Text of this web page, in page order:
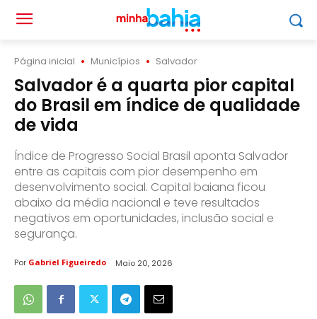
Página inicial Municípios Salvador
Salvador é a quarta pior capital
do Brasil em índice de qualidade
de vida
Índice de Progresso Social Brasil aponta Salvador
entre as capitais com pior desempenho em
desenvolvimento social. Capital baiana ficou
abaixo da média nacional e teve resultados
negativos em oportunidades, inclusão social e
segurança.
Por Gabriel Figueiredo Maio 20, 2026